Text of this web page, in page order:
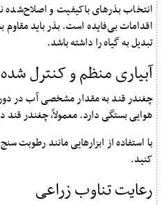
انتخاب بذرهای باکیفیت و
اقدامات بی‌فایده است. بذر باید مقاوم
تبدیل به گیاه را داشته باشد.
آبیاری منظم و کنترل شده
چغندر قند به مقدار مشخصی آب در
هوایی بستگی دارد. معمولاً، چغندر قند
با استفاده از ابزارهایی مانند
کنید.
رعایت تناوب زراعی